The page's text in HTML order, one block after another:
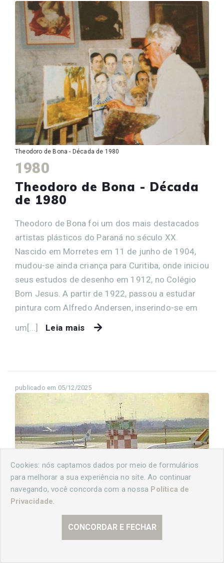
Theodoro de Bona - Década de 1980
1980
Theodoro de Bona - Década
de 1980
Theodoro de Bona foi um dos mais destacados
artistas plásticos do Paraná no século XX.
Nascido em Morretes em 11 de junho de 1904,
mudou-se ainda criança para Curitiba, onde iniciou
seus estudos de desenho em 1912, no Colégio
Bom Jesus. A partir de 1922, passou a estudar
pintura com Alfredo Andersen, inserindo-se em
um[...]
Leia mais
publicado em 05/12/2025
Cookies: nós captamos dados por meio de formulários
para melhorar a sua experiência no site. Ao continuar
navegando, você concorda com a nossa Política de
Privacidade.
CONCORDAR E FECHAR